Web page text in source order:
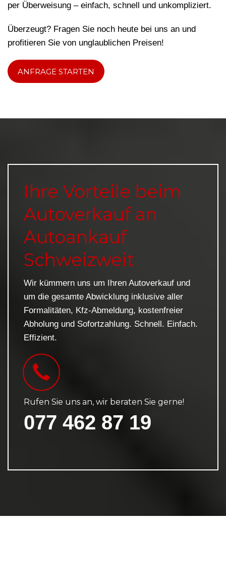
per Überweisung – einfach, schnell und unkompliziert.
Überzeugt? Fragen Sie noch heute bei uns an und
profitieren Sie von unglaublichen Preisen!
ANFRAGE STARTEN
Ihre Vorteile beim
Autoverkauf an
Autoankauf
Schweizweit
Wir kümmern uns um Ihren Autoverkauf und
um die gesamte Abwicklung inklusive aller
Formalitäten, Kfz-Abmeldung, kostenfreier
Abholung und Sofortzahlung. Schnell. Einfach.
Effizient.
Rufen Sie uns an, wir beraten Sie gerne!
077 462 87 19